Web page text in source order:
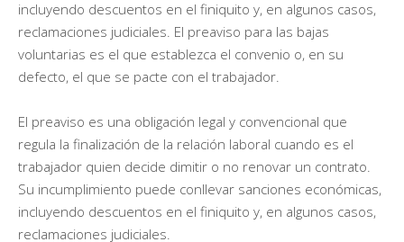
incluyendo descuentos en el finiquito y, en algunos casos,
reclamaciones judiciales. El preaviso para las bajas
voluntarias es el que establezca el convenio o, en su
defecto, el que se pacte con el trabajador.
El preaviso es una obligación legal y convencional que
regula la finalización de la relación laboral cuando es el
trabajador quien decide dimitir o no renovar un contrato.
Su incumplimiento puede conllevar sanciones económicas,
incluyendo descuentos en el finiquito y, en algunos casos,
reclamaciones judiciales.